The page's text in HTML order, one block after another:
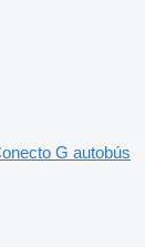
G autobús